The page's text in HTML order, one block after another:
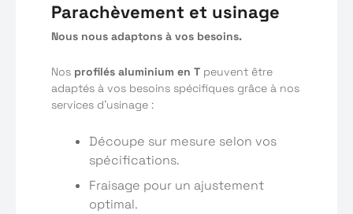
Parachèvement et usinage
Nous nous adaptons à vos besoins.
Nos profilés aluminium en T peuvent être
adaptés à vos besoins spécifiques grâce à nos
services d’usinage :
Découpe sur mesure selon vos
spécifications.
Fraisage pour un ajustement
optimal.